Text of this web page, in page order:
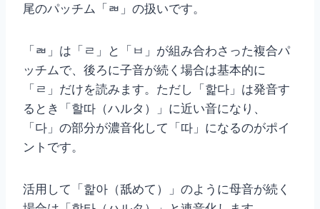
尾のパッチム「ㄼ」の扱いです。
「ㄼ」は「ㄹ」と「ㅂ」が組み合わさった複合パ
ッチムで、後ろに子音が続く場合は基本的に
「ㄹ」だけを読みます。ただし「핥다」は発音す
るとき「할따（ハルタ）」に近い音になり、
「다」の部分が濃音化して「따」になるのがポイ
ントです。
活用して「핥아（舐めて）」のように母音が続く